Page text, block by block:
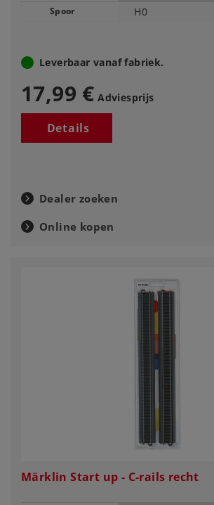
Spoor H0
Leverbaar vanaf fabriek.
17,99 € Adviesprijs
Details
Dealer zoeken
Online kopen
Märklin Start up - C-rails recht